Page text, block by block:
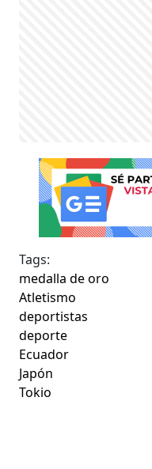
Tags:
medalla de oro
Atletismo
deportistas
deporte
Ecuador
Japón
Tokio